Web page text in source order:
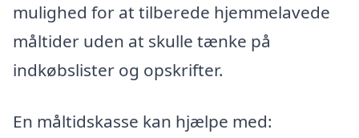
mulighed for at tilberede hjemmelavede
måltider uden at skulle tænke på
indkøbslister og opskrifter.
En måltidskasse kan hjælpe med: